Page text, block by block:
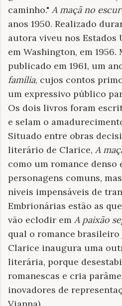
caminho." A maçã no
anos 1950. Realizado
autora viveu nos
em Washington, em 1956.
publicado em 1961, um
família, cujos contos
um expressivo público
Os dois livros foram
e selam o
Situado entre obras
literário de Clarice, A
como um romance denso
personagens comuns,
níveis impensáveis de
Embrionárias estão as
vão eclodir em A paixão
qual o romance brasileiro
Clarice inaugura uma
literária, porque
romanescas e cria
inovadores de